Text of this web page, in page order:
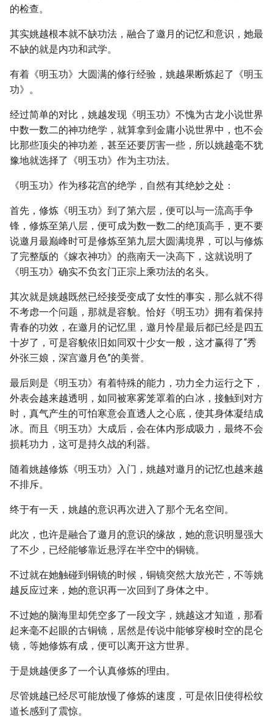
的检查。
其实姚越根本就不缺功法，融合了邀月的记忆和意识，她最
不缺的就是内功和武学。
有着《明玉功》大圆满的修行经验，姚越果断炼起了《明玉
功》。
经过简单的对比，姚越发现《明玉功》不愧为古龙小说世界
中数一数二的神功绝学，就算拿到金庸小说世界中，也不会
比那些顶尖的神功差，甚至还要厉害一些，所以姚越毫不犹
豫地就选择了《明玉功》作为主功法。
《明玉功》作为移花宫的绝学，自然有其绝妙之处：
首先，修炼《明玉功》到了第六层，便可以与一流高手争
锋，修炼至第八层，便可成为数一数二的绝顶高手，更不要
说邀月最巅峰时可是修炼至第九层大圆满境界，可以与修炼
了完整版的《嫁衣神功》的燕南天一决高下，这就说明了
《明玉功》确实不负玄门正宗上乘功法的名头。
其次就是姚越既然已经接受变成了女性的事实，那么就不得
不考虑一个问题，那就是容貌。恰好《明玉功》拥有着保持
青春的功效，在邀月的记忆里，邀月怜星最后都已经是四五
十岁了，可是容貌依旧如同双十少女一般，这才赢得了“秀
外张三娘，深宫邀月色”的美誉。
最后则是《明玉功》有着特殊的能力，功力全力运行之下，
外表会越来越透明，如同被寒雾笼罩着的白冰，接触到对方
时，真气产生的可怕寒意会直透人之心底，使其身体凝结成
冰。而且《明玉功》大成后，会在体内形成吸力，最终不会
损耗功力，这可是持久战的利器。
随着姚越修炼《明玉功》入门，姚越对邀月的记忆也越来越
不排斥。
终于有一天，姚越的意识再次进入了那个无名空间。
此次，也许是融合了邀月的意识的缘故，她的意识明显强大
了不少，已经能够靠近悬浮在半空中的铜镜。
不过就在她触碰到铜镜的时候，铜镜突然大放光芒，不等姚
越反应过来，她的意识再一次回到了身体之中。
不过她的脑海里却凭空多了一段文字，姚越这才知道，那看
起来毫不起眼的古铜镜，居然是传说中能够穿梭时空的昆仑
镜，等她修炼有成，便可以离开这方世界。
于是姚越便多了一个认真修炼的理由。
尽管姚越已经尽可能放慢了修炼的速度，可是依旧使得松纹
道长感到了震惊。